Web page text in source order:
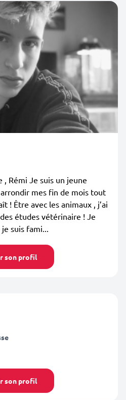
Rémi Je suis un jeune
mes fin de mois tout
! Être avec les animaux , j’ai
études vétérinaire ! Je
suis fami...
son profil
son profil